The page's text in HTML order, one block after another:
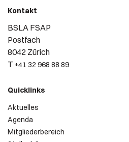
Kontakt
BSLA FSAP
Postfach
8042 Zürich
T +41 32 968 88 89
Quicklinks
Aktuelles
Agenda
Mitgliederbereich